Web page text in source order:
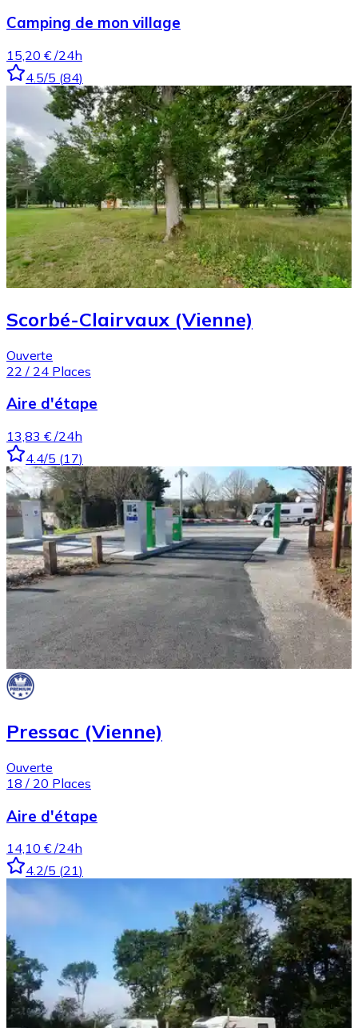
Camping de mon village
15,20 € /24h
4.5/5 (84)
Scorbé-Clairvaux (Vienne)
Ouverte
22 / 24 Places
Aire d'étape
13,83 € /24h
4.4/5 (17)
Pressac (Vienne)
Ouverte
18 / 20 Places
Aire d'étape
14,10 € /24h
4.2/5 (21)